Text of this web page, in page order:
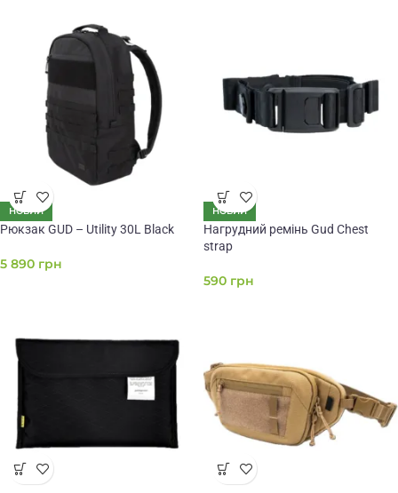
НОВИЙ
Рюкзак GUD – Utility 30L Black
5 890 грн
НОВИЙ
Нагрудний ремінь Gud Сhest
strap
590 грн